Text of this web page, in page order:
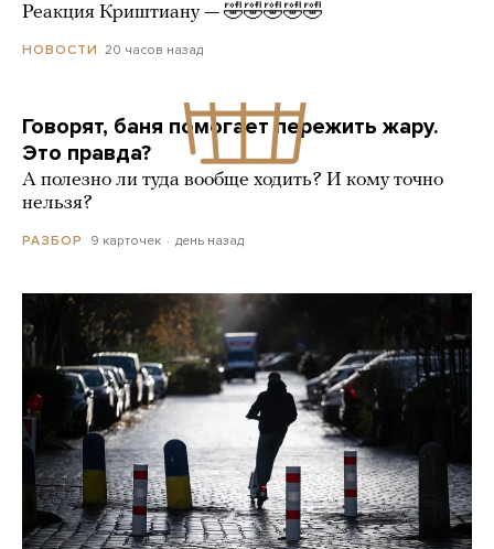
Реакция Криштиану — 🤣🤣🤣🤣🤣
НОВОСТИ 20 часов назад
Говорят, баня помогает пережить жару.
Это правда?
А полезно ли туда вообще ходить? И кому точно
нельзя?
РАЗБОР 9 карточек день назад